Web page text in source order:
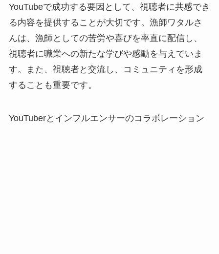
YouTubeで成功する要因として、視聴者に共感でき
る内容を提供することが大切です。漁師ワタルさ
んは、漁師としての苦労や喜びを率直に配信し、
視聴者に職業への新たな学びや感動を与えていま
す。また、視聴者と交流し、コミュニティを形成
することも重要です。
YouTuberとインフルエンサーのコラボレーション